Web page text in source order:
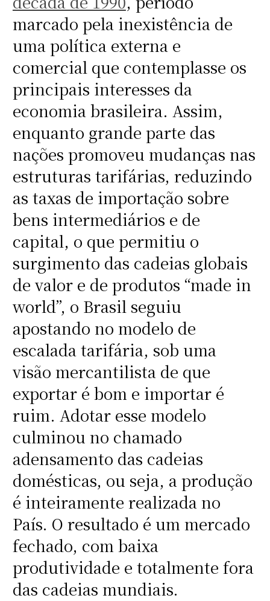
marcado pela inexistência de
uma política externa e
comercial que contemplasse os
principais interesses da
economia brasileira. Assim,
enquanto grande parte das
nações promoveu mudanças nas
estruturas tarifárias, reduzindo
as taxas de importação sobre
bens intermediários e de
capital, o que permitiu o
surgimento das cadeias globais
de valor e de produtos “made in
world”, o Brasil seguiu
apostando no modelo de
escalada tarifária, sob uma
visão mercantilista de que
exportar é bom e importar é
ruim. Adotar esse modelo
culminou no chamado
adensamento das cadeias
domésticas, ou seja, a produção
é inteiramente realizada no
País. O resultado é um mercado
fechado, com baixa
produtividade e totalmente fora
das cadeias mundiais.